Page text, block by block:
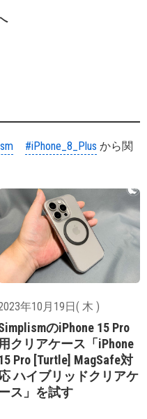
#iPhone_8_Plus から関
年10月19日( 木 )
のiPhone 15 Pro
用クリアケース「iPhone
Pro [Turtle] MagSafe対
ハイブリッドクリアケ
ス」を試す